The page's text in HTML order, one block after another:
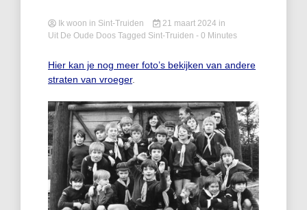
Ik woon in Sint-Truiden 21 maart 2024 in
Uit De Oude Doos Tagged Sint-Truiden - 0 Minutes
Hier kan je nog meer foto’s bekijken van andere
straten van vroeger.